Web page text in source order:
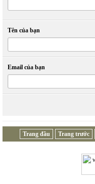
Tên của bạn
Email của bạn
Trang đầu Trang trước